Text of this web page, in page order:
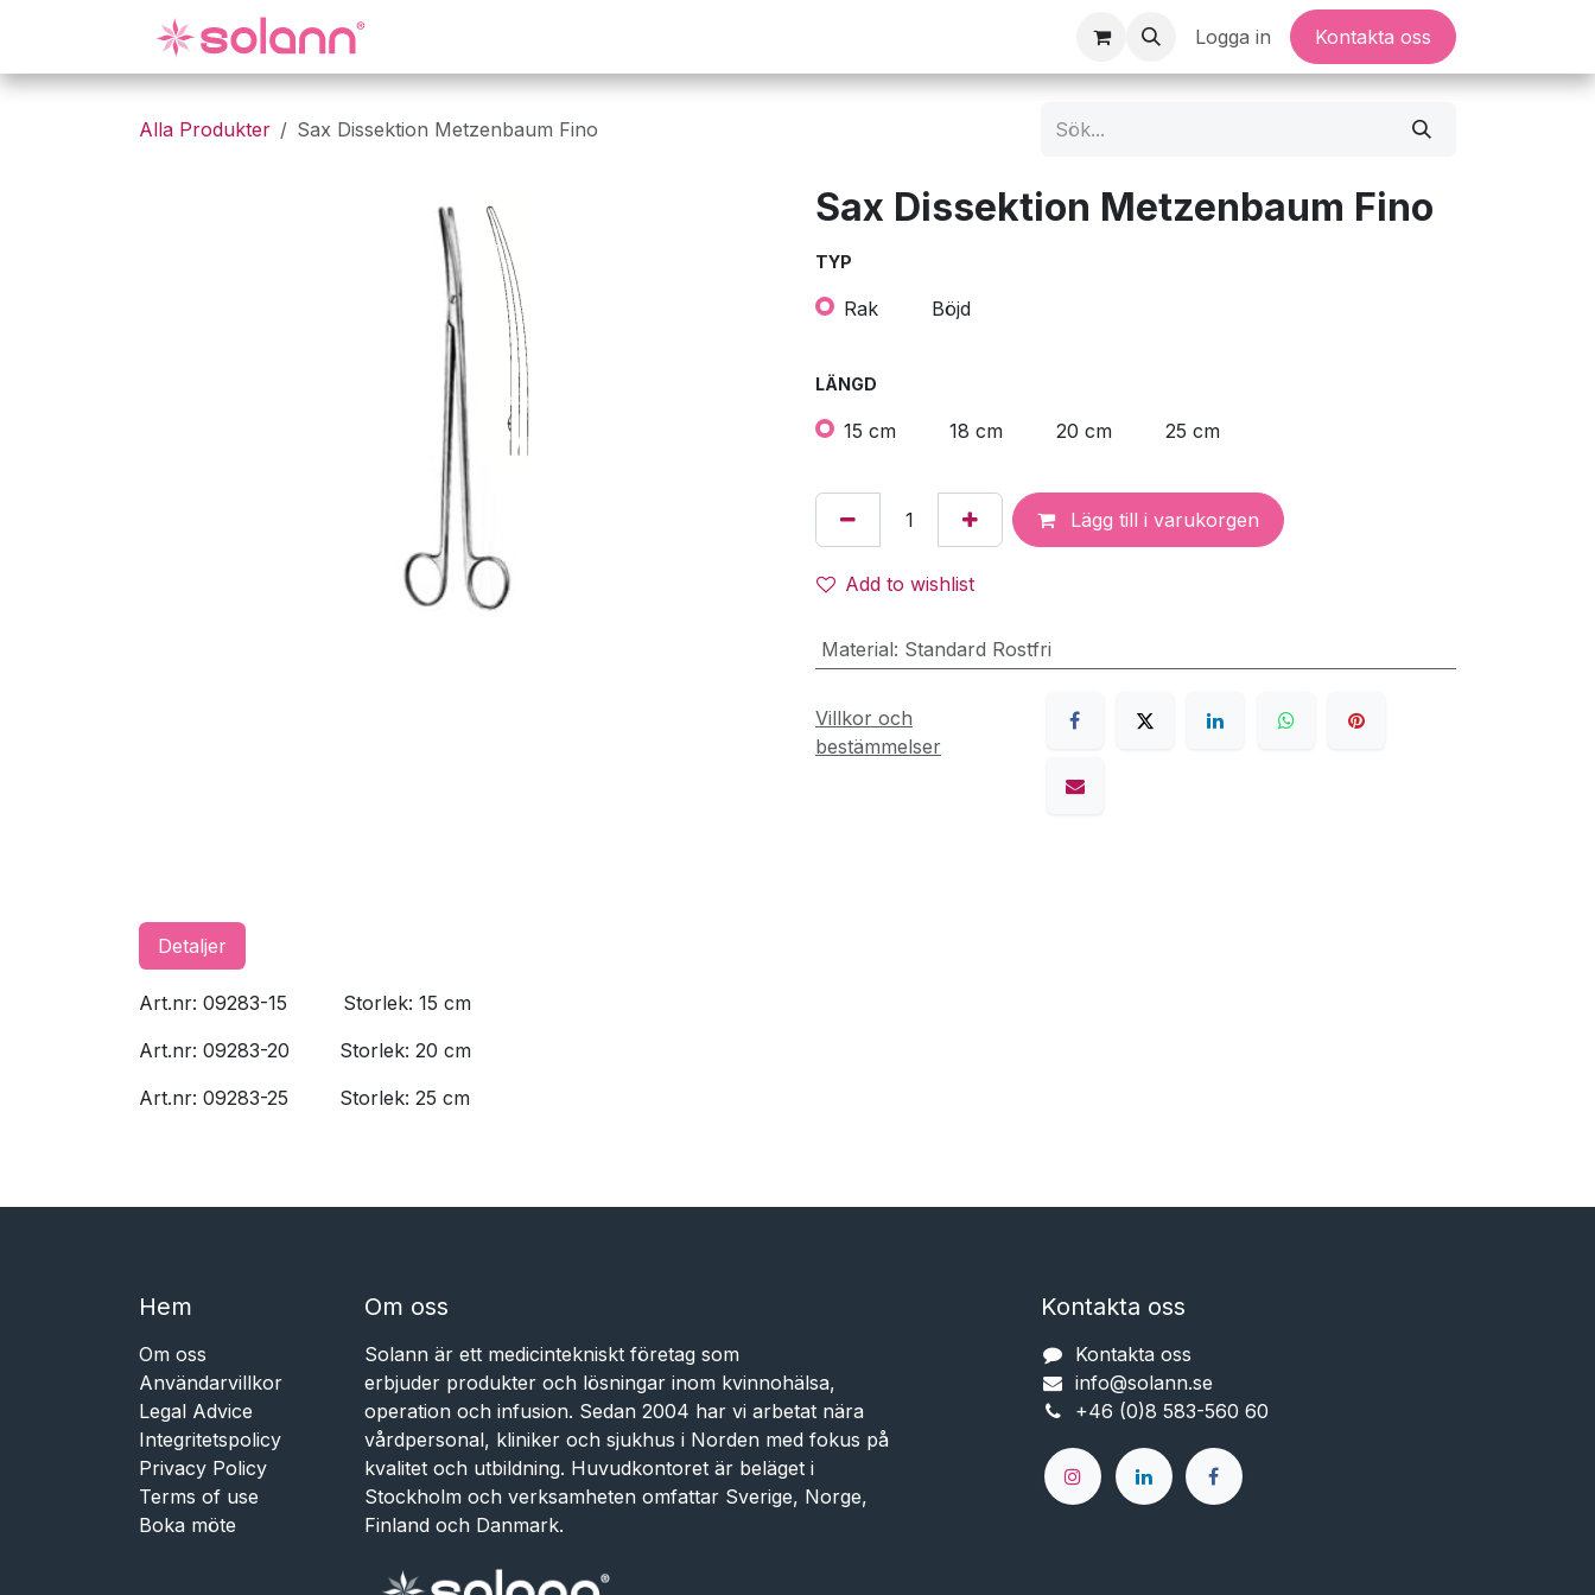
Logga in Kontakta oss
Alla Produkter Sax Dissektion Metzenbaum Fino
Sax Dissektion Metzenbaum Fino
TYP
Rak Böjd
LÄNGD
15 cm 18 cm 20 cm 25 cm
Lägg till i varukorgen
Add to wishlist
Material: Standard Rostfri
Villkor och
bestämmelser
Detaljer
Art.nr: 09283-15
​Storlek: 15 cm
Art.nr: 09283-20
​Storlek: 20 cm
Art.nr: 09283-25
​Storlek: 25 cm
Hem​​
Om oss
Användarvillkor
Legal Advice
Integritetspolicy
Privacy Policy
Terms of use
Boka möte
Om oss
Solann är ett medicintekniskt företag som
erbjuder produkter och lösningar inom kvinnohälsa,
operation och infusion. Sedan 2004 har vi arbetat nära
vårdpersonal, kliniker och sjukhus i Norden med fokus på
kvalitet och utbildning. Huvudkontoret är beläget i
Stockholm och verksamheten omfattar Sverige, Norge,
Finland och Danmark.
Kontakta oss
Kontakta oss
info@solann.se​​​​​​
+46 (0)8 583-560 60